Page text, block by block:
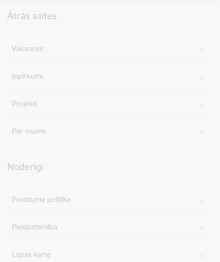
Ātrās saites
Vakances
Iepirkumi
Projekti
Par mums
Noderīgi
Privātuma politika
Piekļūstamība
Lapas karte